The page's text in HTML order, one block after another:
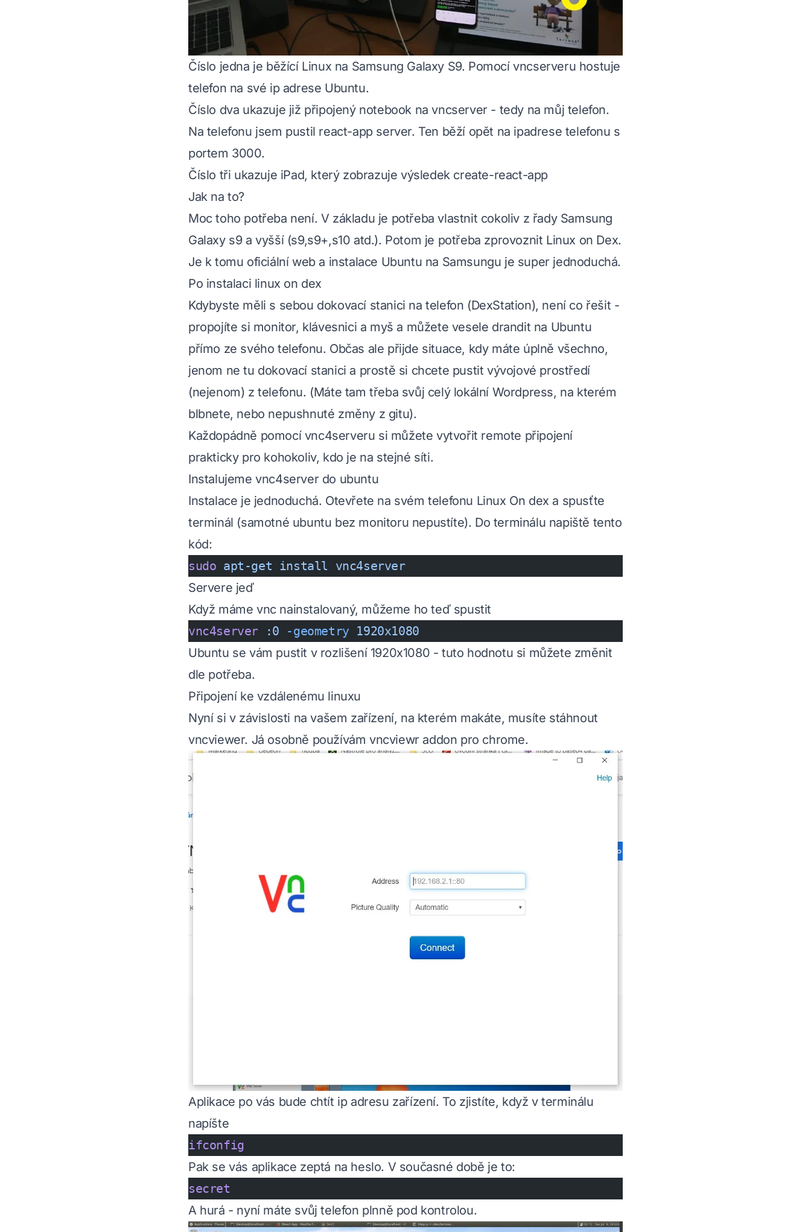
Číslo jedna je běžící Linux na Samsung Galaxy S9. Pomocí vncserveru hostuje
telefon na své ip adrese Ubuntu.
Číslo dva ukazuje již připojený notebook na vncserver - tedy na můj telefon.
Na telefonu jsem pustil react-app server. Ten běží opět na ipadrese telefonu s
portem 3000.
Číslo tři ukazuje iPad, který zobrazuje výsledek create-react-app
Jak na to?
Moc toho potřeba není. V základu je potřeba vlastnit cokoliv z řady Samsung
Galaxy s9 a vyšší (s9,s9+,s10 atd.). Potom je potřeba zprovoznit Linux on Dex.
Je k tomu oficiální web a instalace Ubuntu na Samsungu je super jednoduchá.
Po instalaci linux on dex
Kdybyste měli s sebou dokovací stanici na telefon (DexStation), není co řešit -
propojíte si monitor, klávesnici a myš a můžete vesele drandit na Ubuntu
přímo ze svého telefonu. Občas ale přijde situace, kdy máte úplně všechno,
jenom ne tu dokovací stanici a prostě si chcete pustit vývojové prostředí
(nejenom) z telefonu. (Máte tam třeba svůj celý lokální Wordpress, na kterém
blbnete, nebo nepushnuté změny z gitu).
Každopádně pomocí vnc4serveru si můžete vytvořit remote připojení
prakticky pro kohokoliv, kdo je na stejné síti.
Instalujeme vnc4server do ubuntu
Instalace je jednoduchá. Otevřete na svém telefonu Linux On dex a spusťte
terminál (samotné ubuntu bez monitoru nepustíte). Do terminálu napiště tento
kód:
sudo apt-get install vnc4server
Servere jeď
Když máme vnc nainstalovaný, můžeme ho teď spustit
vnc4server :0 -geometry 1920x1080
Ubuntu se vám pustit v rozlišení 1920x1080 - tuto hodnotu si můžete změnit
dle potřeba.
Připojení ke vzdálenému linuxu
Nyní si v závislosti na vašem zařízení, na kterém makáte, musíte stáhnout
vncviewer. Já osobně používám vncviewr addon pro chrome.
Aplikace po vás bude chtít ip adresu zařízení. To zjistíte, když v terminálu
napíšte
ifconfig
Pak se vás aplikace zeptá na heslo. V současné době je to:
secret
A hurá - nyní máte svůj telefon plnně pod kontrolou.